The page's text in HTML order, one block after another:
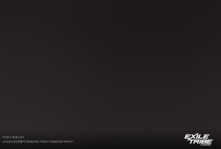
©2012-2026 LDH
JASRAC許諾番号 9008675017Y55011 9008675014Y41011